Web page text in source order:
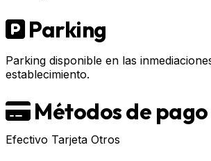
Parking
Parking disponible en las
establecimiento.
Métodos de pago
Efectivo Tarjeta Otros